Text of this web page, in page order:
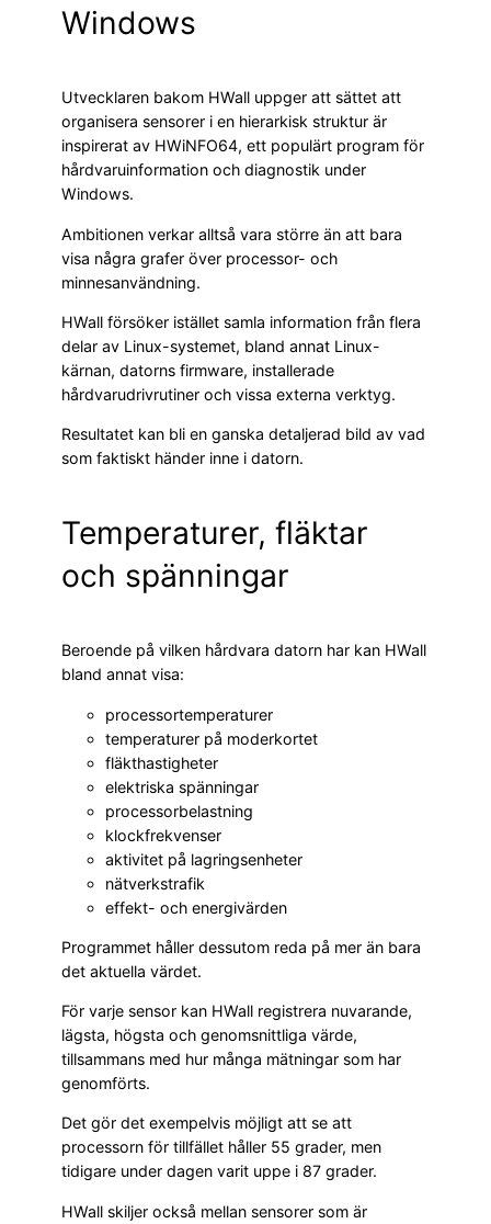
Windows
Utvecklaren bakom HWall uppger att sättet att
organisera sensorer i en hierarkisk struktur är
inspirerat av HWiNFO64, ett populärt program för
hårdvaruinformation och diagnostik under
Windows.
Ambitionen verkar alltså vara större än att bara
visa några grafer över processor- och
minnesanvändning.
HWall försöker istället samla information från flera
delar av Linux-systemet, bland annat Linux-
kärnan, datorns firmware, installerade
hårdvarudrivrutiner och vissa externa verktyg.
Resultatet kan bli en ganska detaljerad bild av vad
som faktiskt händer inne i datorn.
Temperaturer, fläktar
och spänningar
Beroende på vilken hårdvara datorn har kan HWall
bland annat visa:
processortemperaturer
temperaturer på moderkortet
fläkthastigheter
elektriska spänningar
processorbelastning
klockfrekvenser
aktivitet på lagringsenheter
nätverkstrafik
effekt- och energivärden
Programmet håller dessutom reda på mer än bara
det aktuella värdet.
För varje sensor kan HWall registrera nuvarande,
lägsta, högsta och genomsnittliga värde,
tillsammans med hur många mätningar som har
genomförts.
Det gör det exempelvis möjligt att se att
processorn för tillfället håller 55 grader, men
tidigare under dagen varit uppe i 87 grader.
HWall skiljer också mellan sensorer som är